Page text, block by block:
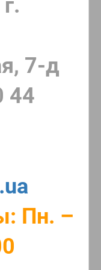
7-д
44
Пн. –